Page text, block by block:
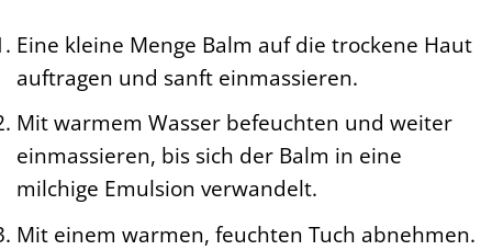
Eine kleine Menge Balm auf die trockene Haut
auftragen und sanft einmassieren.
Mit warmem Wasser befeuchten und weiter
einmassieren, bis sich der Balm in eine
milchige Emulsion verwandelt.
Mit einem warmen, feuchten Tuch abnehmen.